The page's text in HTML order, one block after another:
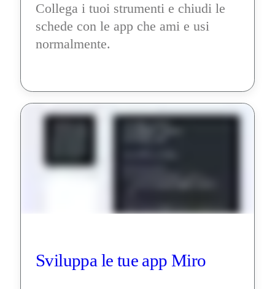
Collega i tuoi strumenti e chiudi le
schede con le app che ami e usi
normalmente.
Sviluppa le tue app Miro